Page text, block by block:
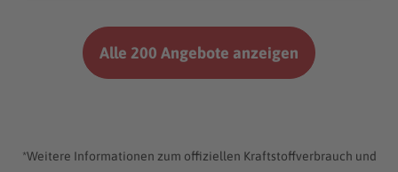
Alle 200 Angebote anzeigen
*Weitere Informationen zum offiziellen Kraftstoffverbrauch und